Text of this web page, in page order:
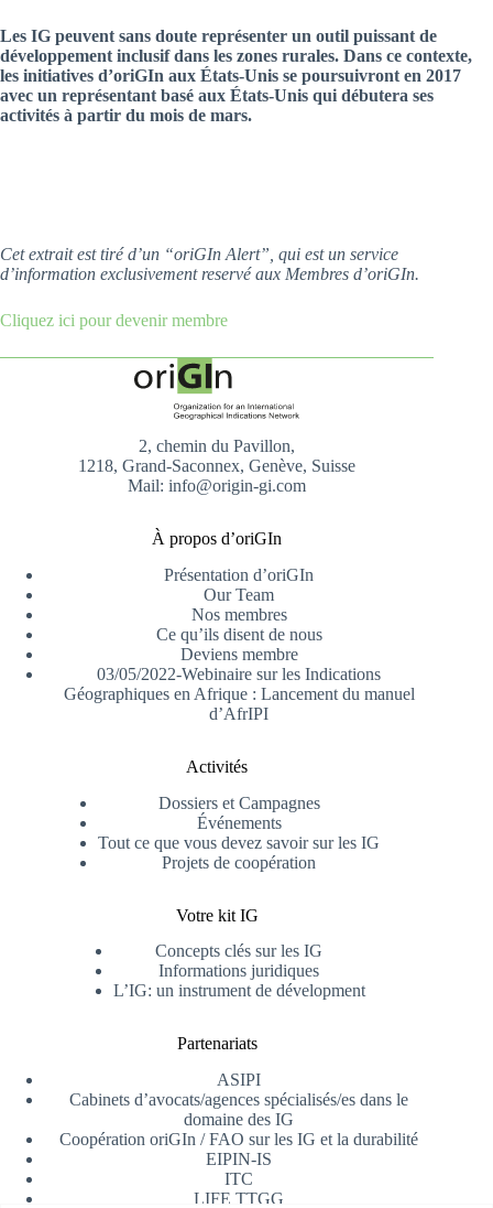
Les IG peuvent sans doute représenter un outil puissant de
développement inclusif dans les zones rurales. Dans ce contexte,
les initiatives d’oriGIn aux États-Unis se poursuivront en 2017
avec un représentant basé aux États-Unis qui débutera ses
activités à partir du mois de mars.
Cet extrait est tiré d’un “oriGIn Alert”, qui est un service
d’information exclusivement reservé aux Membres d’oriGIn.
Cliquez ici pour devenir membre
2, chemin du Pavillon,
1218, Grand-Saconnex, Genève, Suisse
Mail: info@origin-gi.com
À propos d’oriGIn
Présentation d’oriGIn
Our Team
Nos membres
Ce qu’ils disent de nous
Deviens membre
03/05/2022-Webinaire sur les Indications
Géographiques en Afrique : Lancement du manuel
d’AfrIPI
Activités
Dossiers et Campagnes
Événements
Tout ce que vous devez savoir sur les IG
Projets de coopération
Votre kit IG
Concepts clés sur les IG
Informations juridiques
L’IG: un instrument de dévelopment
Partenariats
ASIPI
Cabinets d’avocats/agences spécialisés/es dans le
domaine des IG
Coopération oriGIn / FAO sur les IG et la durabilité
EIPIN-IS
ITC
LIFE TTGG